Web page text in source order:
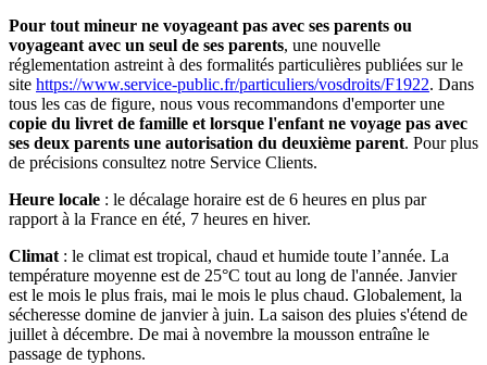
Pour tout mineur ne voyageant pas avec ses parents ou
voyageant avec un seul de ses parents, une nouvelle
réglementation astreint à des formalités particulières publiées sur le
site https://www.service-public.fr/particuliers/vosdroits/F1922. Dans
tous les cas de figure, nous vous recommandons d'emporter une
copie du livret de famille et lorsque l'enfant ne voyage pas avec
ses deux parents une autorisation du deuxième parent. Pour plus
de précisions consultez notre Service Clients.
Heure locale : le décalage horaire est de 6 heures en plus par
rapport à la France en été, 7 heures en hiver.
Climat : le climat est tropical, chaud et humide toute l’année. La
température moyenne est de 25°C tout au long de l'année. Janvier
est le mois le plus frais, mai le mois le plus chaud. Globalement, la
sécheresse domine de janvier à juin. La saison des pluies s'étend de
juillet à décembre. De mai à novembre la mousson entraîne le
passage de typhons.